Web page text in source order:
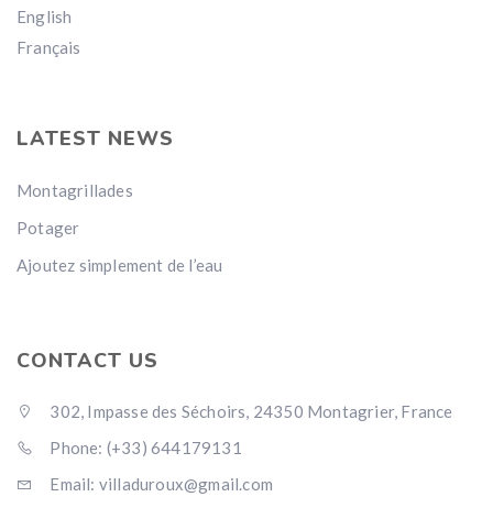
English
Français
LATEST NEWS
Montagrillades
Potager
Ajoutez simplement de l’eau
CONTACT US
302, Impasse des Séchoirs, 24350 Montagrier, France
Phone: (+33) 644179131
Email: villaduroux@gmail.com